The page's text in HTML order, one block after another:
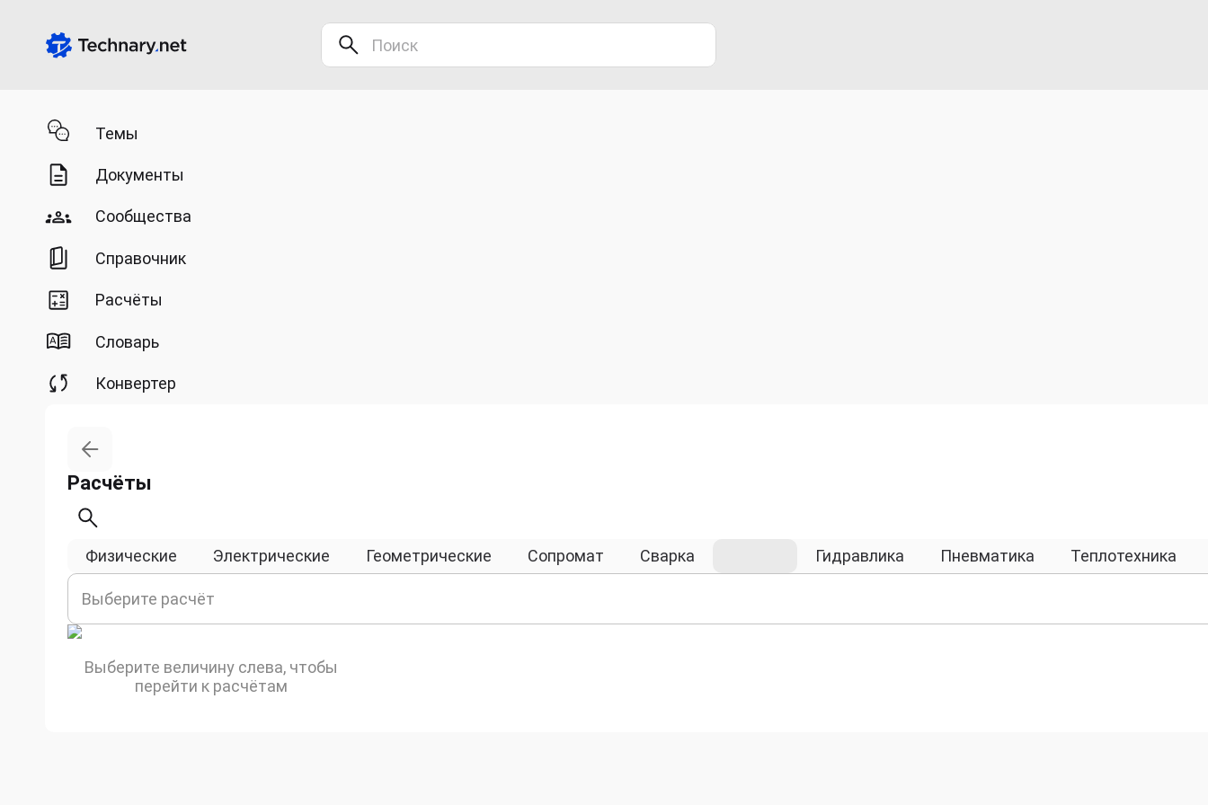
Темы
Документы
Сообщества
Справочник
Расчёты
Словарь
Конвертер
Расчёты
Физические Электрические Геометрические Сопромат Сварка Гидравлика Пневматика Теплотехника
Выберите расчёт
Выберите величину слева, чтобы
перейти к расчётам